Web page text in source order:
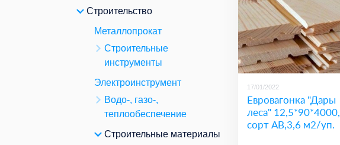
Строительство
Металлопрокат
Строительные
инструменты
Электроинструмент
Водо-, газо-,
теплообеспечение
Строительные материалы
17/01/2022
Евровагонка "Дары
леса" 12,5*90*4000,
сорт АВ,3,6 м2/уп.